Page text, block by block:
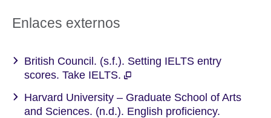
Enlaces externos
British Council. (s.f.). Setting IELTS entry
scores. Take IELTS.
Harvard University – Graduate School of Arts
and Sciences. (n.d.). English proficiency.